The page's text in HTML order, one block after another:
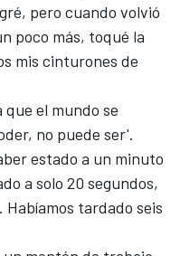
pero cuando volvió
poco más, toqué la
mis cinturones de
el mundo se
no puede ser'.
estado a un minuto
a solo 20 segundos,
tardado seis